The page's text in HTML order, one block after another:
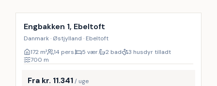
Engbakken 1, Ebeltoft
Danmark · Østjylland · Ebeltoft
172 m² 14 pers. 5 vær. 2 bad
3 husdyr tilladt
700 m
Fra kr. 11.341/ uge